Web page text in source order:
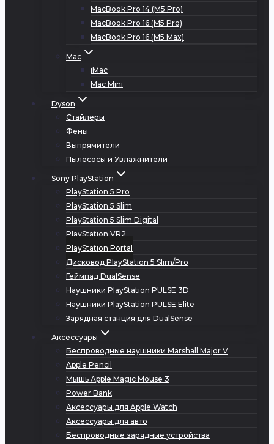
MacBook Pro 14 (M5 Pro)
MacBook Pro 16 (M5 Pro)
MacBook Pro 16 (M5 Max)
Mac
iMac
Mac Mini
Dyson
Стайлеры
Фены
Выпрямители
Пылесосы и Увлажнители
Sony PlayStation
PlayStation 5 Pro
PlayStation 5 Slim
PlayStation 5 Slim Digital
PlayStation VR2
PlayStation Portal
Дисковод PlayStation 5 Slim/Pro
Геймпад DualSense
Наушники PlayStation PULSE 3D
Наушники PlayStation PULSE Elite
Зарядная станция для DualSense
Аксессуары
Беспроводные наушники Marshall Major V
Apple Pencil
Мышь Apple Magic Mouse 3
Power Bank
Аксессуары для Apple Watch
Аксессуары для авто
Беспроводные зарядные устройства